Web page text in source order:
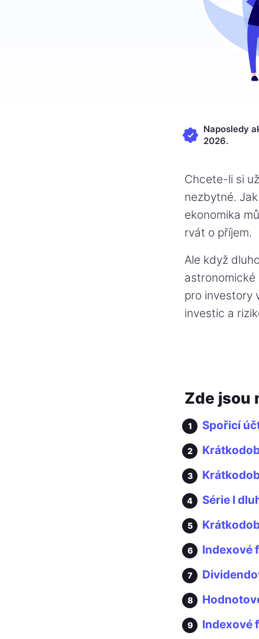
Naposledy
2026.
Chcete-li si
nezbytné.
ekonomika
rvát o příjem.
Ale když
astronomické
pro investory
investic a
Zde jsou
Spořicí
Série I
Indexové
Indexové